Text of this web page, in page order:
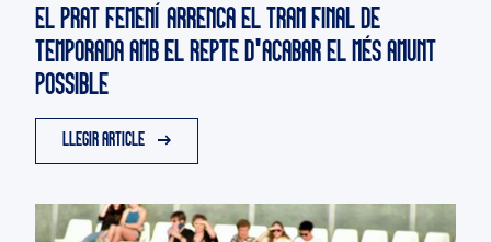
EL PRAT FEMENÍ ARRENCA EL TRAM FINAL DE
TEMPORADA AMB EL REPTE D'ACABAR EL MÉS AMUNT
POSSIBLE
LLEGIR ARTICLE